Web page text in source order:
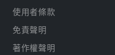
使用者條款
免責聲明
著作權聲明